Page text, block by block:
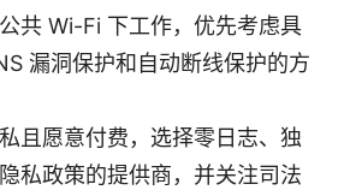
共 Wi-Fi 下工作，优先考虑具
漏洞保护和自动断线保护的方
且愿意付费，选择零日志、独
私政策的提供商，并关注司法